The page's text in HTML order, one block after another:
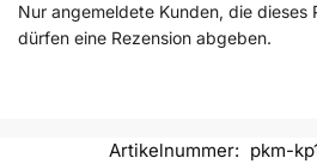
Nur angemeldete Kunden, die
dürfen eine Rezension abgeben.
Artikelnummer: pkm-